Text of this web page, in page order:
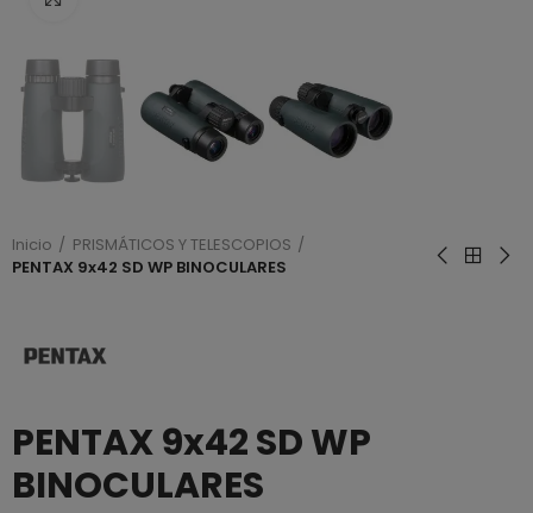
Inicio
PRISMÁTICOS Y TELESCOPIOS
PENTAX 9x42 SD WP BINOCULARES
PENTAX 9x42 SD WP
BINOCULARES